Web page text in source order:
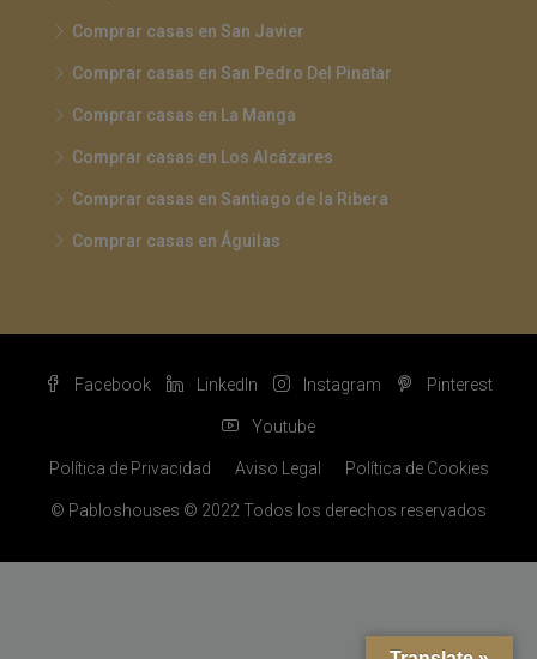
Comprar casas en San Javier
Comprar casas en San Pedro Del Pinatar
Comprar casas en La Manga
Comprar casas en Los Alcázares
Comprar casas en Santiago de la Ribera
Comprar casas en Águilas
Facebook LinkedIn Instagram Pinterest
Youtube
Política de Privacidad Aviso Legal Política de Cookies
© Pabloshouses © 2022 Todos los derechos reservados